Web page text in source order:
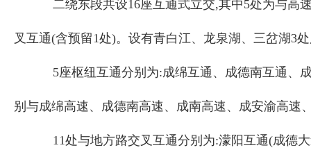
二绕东段共设16座互通式立交,其中5处为与高
叉互通(含预留1处)。设有青白江、龙泉湖、三岔湖3
5座枢纽互通分别为:成绵互通、成德南互通、
别与成绵高速、成德南高速、成南高速、成安渝高速
11处与地方路交叉互通分别为:濛阳互通(成德